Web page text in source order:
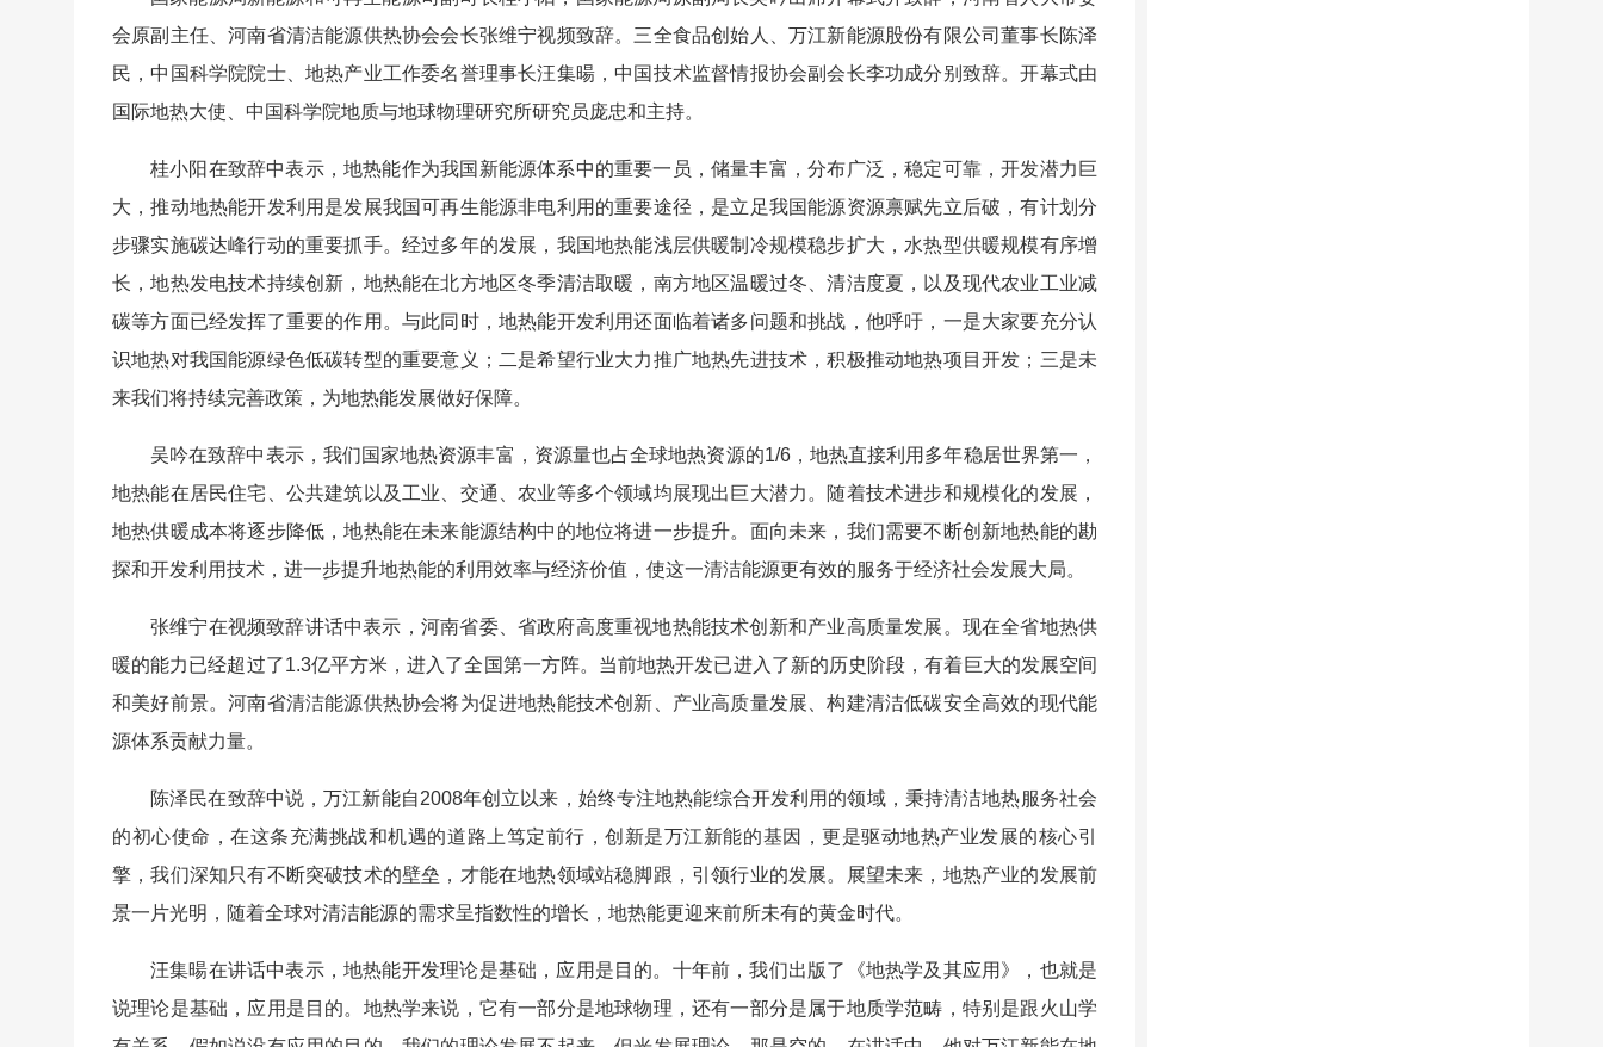
会原副主任、河南省清洁能源供热协会会长张维宁视频致辞。三全食品创始人、万江新能源股份有限公司董事长陈泽
民，中国科学院院士、地热产业工作委名誉理事长汪集暘，中国技术监督情报协会副会长李功成分别致辞。开幕式由
国际地热大使、中国科学院地质与地球物理研究所研究员庞忠和主持。
桂小阳在致辞中表示，地热能作为我国新能源体系中的重要一员，储量丰富，分布广泛，稳定可靠，开发潜力巨
大，推动地热能开发利用是发展我国可再生能源非电利用的重要途径，是立足我国能源资源禀赋先立后破，有计划分
步骤实施碳达峰行动的重要抓手。经过多年的发展，我国地热能浅层供暖制冷规模稳步扩大，水热型供暖规模有序增
长，地热发电技术持续创新，地热能在北方地区冬季清洁取暖，南方地区温暖过冬、清洁度夏，以及现代农业工业减
碳等方面已经发挥了重要的作用。与此同时，地热能开发利用还面临着诸多问题和挑战，他呼吁，一是大家要充分认
识地热对我国能源绿色低碳转型的重要意义；二是希望行业大力推广地热先进技术，积极推动地热项目开发；三是未
来我们将持续完善政策，为地热能发展做好保障。
吴吟在致辞中表示，我们国家地热资源丰富，资源量也占全球地热资源的1/6，地热直接利用多年稳居世界第一，
地热能在居民住宅、公共建筑以及工业、交通、农业等多个领域均展现出巨大潜力。随着技术进步和规模化的发展，
地热供暖成本将逐步降低，地热能在未来能源结构中的地位将进一步提升。面向未来，我们需要不断创新地热能的勘
探和开发利用技术，进一步提升地热能的利用效率与经济价值，使这一清洁能源更有效的服务于经济社会发展大局。
张维宁在视频致辞讲话中表示，河南省委、省政府高度重视地热能技术创新和产业高质量发展。现在全省地热供
暖的能力已经超过了1.3亿平方米，进入了全国第一方阵。当前地热开发已进入了新的历史阶段，有着巨大的发展空间
和美好前景。河南省清洁能源供热协会将为促进地热能技术创新、产业高质量发展、构建清洁低碳安全高效的现代能
源体系贡献力量。
陈泽民在致辞中说，万江新能自2008年创立以来，始终专注地热能综合开发利用的领域，秉持清洁地热服务社会
的初心使命，在这条充满挑战和机遇的道路上笃定前行，创新是万江新能的基因，更是驱动地热产业发展的核心引
擎，我们深知只有不断突破技术的壁垒，才能在地热领域站稳脚跟，引领行业的发展。展望未来，地热产业的发展前
景一片光明，随着全球对清洁能源的需求呈指数性的增长，地热能更迎来前所未有的黄金时代。
汪集暘在讲话中表示，地热能开发理论是基础，应用是目的。十年前，我们出版了《地热学及其应用》，也就是
说理论是基础，应用是目的。地热学来说，它有一部分是地球物理，还有一部分是属于地质学范畴，特别是跟火山学